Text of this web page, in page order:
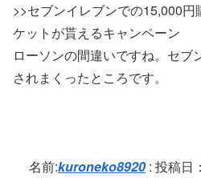
>>セブンイレブンでの15,000円
ケットが貰えるキャンペーン
ローソンの間違いですね。セブ
されまくったところです。
名前:kuroneko8920: 投稿日